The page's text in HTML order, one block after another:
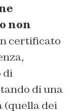
non
certificato
di
di una
(quella dei